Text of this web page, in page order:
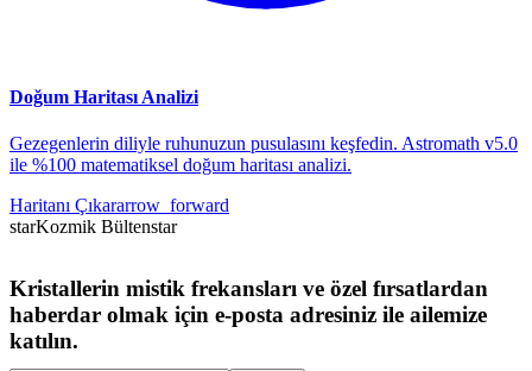
Doğum Haritası Analizi
Gezegenlerin diliyle ruhunuzun pusulasını keşfedin. Astromath v5.0
ile %100 matematiksel doğum haritası analizi.
Haritanı Çıkararrow_forward
starKozmik Bültenstar
Kristallerin mistik frekansları ve özel fırsatlardan
haberdar olmak için e-posta adresiniz ile ailemize
katılın.